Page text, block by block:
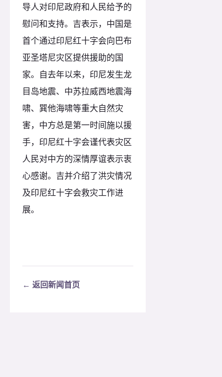
导人对印尼政府和人民给予的
慰问和支持。吉表示，中国是
首个通过印尼红十字会向巴布
亚圣塔尼灾区提供援助的国
家。自去年以来，印尼发生龙
目岛地震、中苏拉威西地震海
啸、巽他海啸等重大自然灾
害，中方总是第一时间施以援
手，印尼红十字会谨代表灾区
人民对中方的深情厚谊表示衷
心感谢。吉并介绍了洪灾情况
及印尼红十字会救灾工作进
展。
← 返回新闻首页